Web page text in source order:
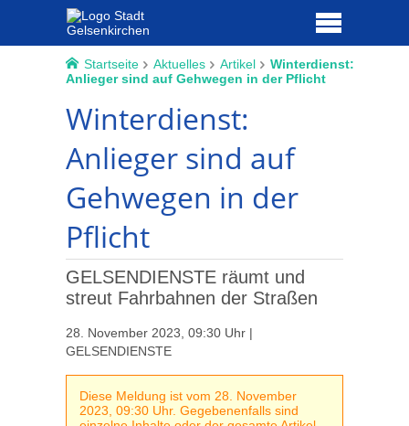
Startseite Aktuelles Artikel
Winterdienst:
Anlieger sind auf Gehwegen in der Pflicht
Winterdienst:
Anlieger sind auf
Gehwegen in der
Pflicht
GELSENDIENSTE räumt und
streut Fahrbahnen der Straßen
28. November 2023, 09:30 Uhr |
GELSENDIENSTE
Diese Meldung ist vom 28. November
2023, 09:30 Uhr. Gegebenenfalls sind